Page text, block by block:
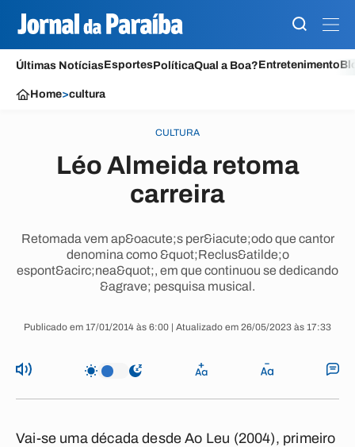
Últimas NotíciasEsportesPolíticaQual a Boa?Entretenimento
Home>cultura
CULTURA
Léo Almeida retoma
carreira
Retomada vem ap&oacute;s per&iacute;odo que cantor
denomina como &quot;Reclus&atilde;o
espont&acirc;nea&quot;, em que continuou se dedicando
&agrave; pesquisa musical.
Publicado em 17/01/2014 às 6:00 | Atualizado em 26/05/2023 às 17:33
Vai-se uma década desde Ao Leu (2004), primeiro